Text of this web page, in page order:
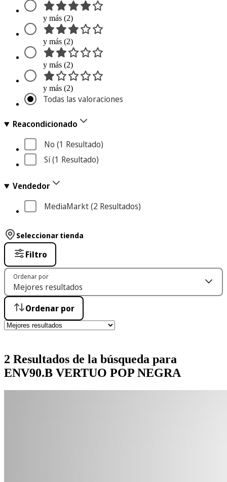
y más (2)
y más (2)
y más (2)
y más (2)
Todas las valoraciones
Reacondicionado
No (1 Resultado)
Sí (1 Resultado)
Vendedor
MediaMarkt (2 Resultados)
2 Resultados de la búsqueda para
ENV90.B VERTUO POP NEGRA
Seleccionar tienda
Filtro
Ordenar por
Ordenar por